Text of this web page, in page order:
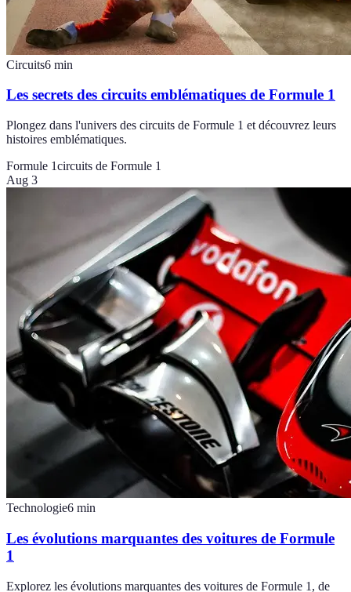
Circuits6 min
Les secrets des circuits emblématiques de Formule 1
Plongez dans l'univers des circuits de Formule 1 et découvrez leurs
histoires emblématiques.
Formule 1circuits de Formule 1
Aug 3
Technologie6 min
Les évolutions marquantes des voitures de Formule
1
Explorez les évolutions marquantes des voitures de Formule 1, de